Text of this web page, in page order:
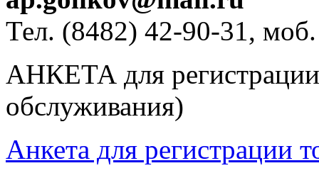
Тел. (8482) 42-90-31,
АНКЕТА для регистрации
обслуживания)
Анкета для регистрации